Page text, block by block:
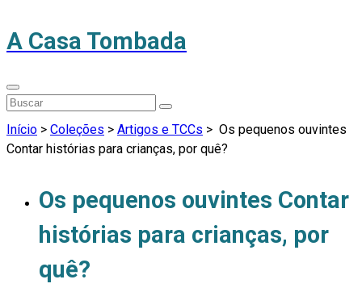
A Casa Tombada
Início > Coleções > Artigos e TCCs > Os pequenos ouvintes
Contar histórias para crianças, por quê?
Os pequenos ouvintes Contar
histórias para crianças, por
quê?